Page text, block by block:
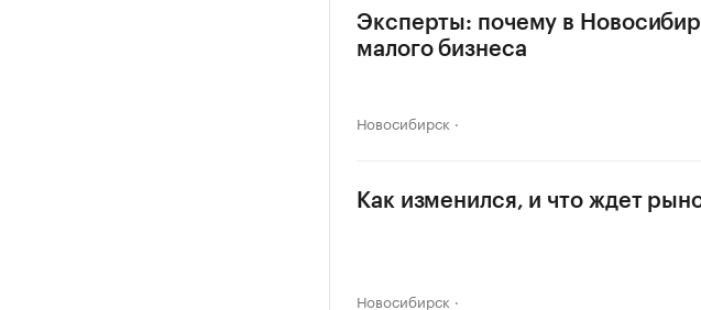
Эксперты: почему в
малого бизнеса
Новосибирск
Как изменился, и что ждет
Новосибирск